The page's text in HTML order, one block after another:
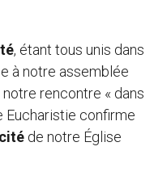
, étant tous unis dans
à notre assemblée
rencontre « dans
Eucharistie confirme
de notre Église